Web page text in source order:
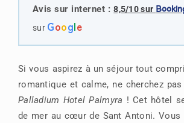
Avis sur internet : 8,5/10 sur
sur Google
Si vous aspirez à un séjour tout
romantique et calme, ne cherchez
Palladium Hotel Palmyra ! Cet hôtel
de mer au cœur de Sant Antoni. Vous